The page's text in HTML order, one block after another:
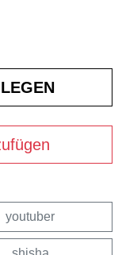
youtuber